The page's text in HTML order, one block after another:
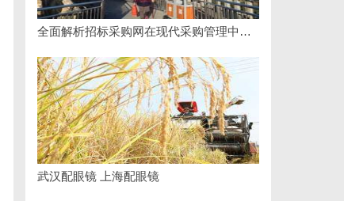
全面解析招标采购网在现代采购管理中的重要作用与应用
武汉配眼镜 上海配眼镜